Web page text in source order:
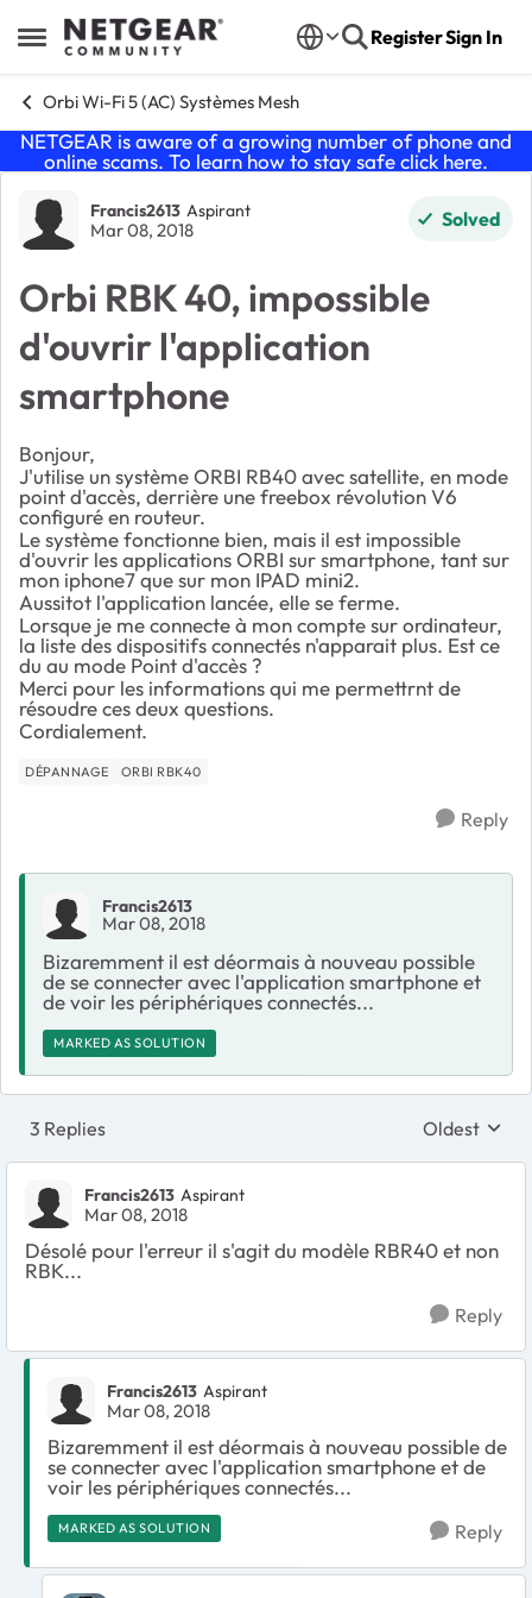
Open Side Menu
Skip to content RegisterSign In
Orbi Wi-Fi 5 (AC) Systèmes Mesh
NETGEAR is aware of a growing number of phone and
online scams. To learn how to stay safe click here.
Forum Discussion
Francis2613 Aspirant
Mar 08, 2018 Solved
Orbi RBK 40, impossible
d'ouvrir l'application
smartphone
Bonjour,
J'utilise un système ORBI RB40 avec satellite, en mode
point d'accès, derrière une freebox révolution V6
configuré en routeur.
Le système fonctionne bien, mais il est impossible
d'ouvrir les applications ORBI sur smartphone, tant sur
mon iphone7 que sur mon IPAD mini2.
Aussitot l'application lancée, elle se ferme.
Lorsque je me connecte à mon compte sur ordinateur,
la liste des dispositifs connectés n'apparait plus. Est ce
du au mode Point d'accès ?
Merci pour les informations qui me permettrnt de
résoudre ces deux questions.
Cordialement.
DÉPANNAGE ORBI RBK40
Reply
Francis2613
Mar 08, 2018
Bizaremment il est déormais à nouveau possible
de se connecter avec l'application smartphone et
de voir les périphériques connectés...
MARKED AS SOLUTION
3 Replies Replies
Oldest
Francis2613 Aspirant
Mar 08, 2018
Désolé pour l'erreur il s'agit du modèle RBR40 et non
RBK...
Reply
Francis2613 Aspirant
Mar 08, 2018
Bizaremment il est déormais à nouveau possible de
se connecter avec l'application smartphone et de
voir les périphériques connectés...
MARKED AS SOLUTION Reply